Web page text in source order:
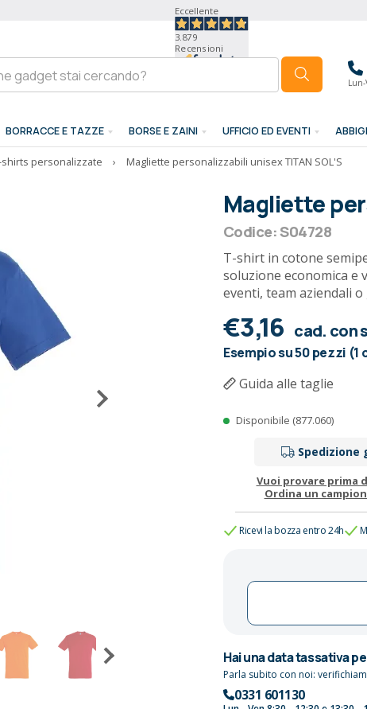
Eccellente
3.879
Recensioni
BORRACCE E TAZZE BORSE E ZAINI UFFICIO ED EVENTI
shirts personalizzate › Magliette personalizzabili unisex TITAN SOL'S
Magliette
Codice: S04728
T-shirt in cotone
soluzione economica e
eventi, team aziendali
€3,16 cad. con
Esempio su 50 pezzi (1
Guida alle taglie
Disponibile (877.060)
Spedizione
Vuoi provare prima
Ordina un
Ricevi la bozza entro 24h
Hai una data tassativa
Parla subito con noi:
0331 601130